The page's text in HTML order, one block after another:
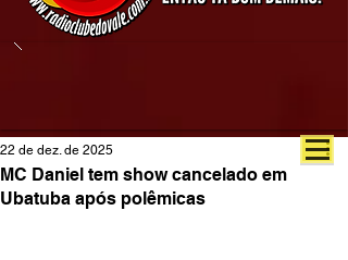
MC Daniel tem show cancelado em
Ubatuba após polêmicas
22 de dez. de 2025